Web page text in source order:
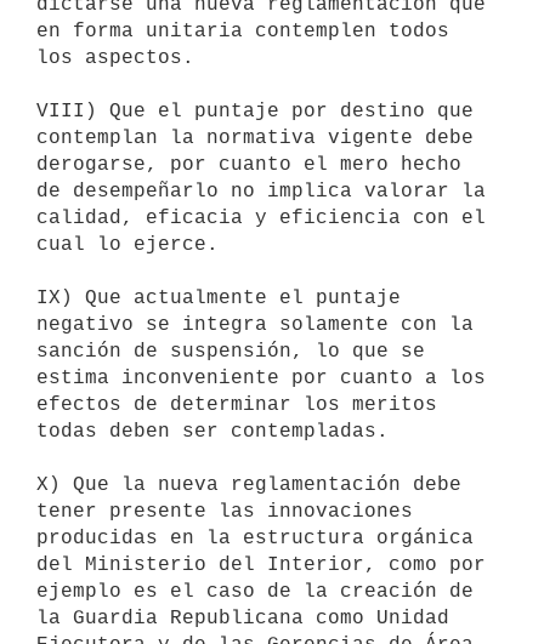
en forma unitaria contemplen todos
los aspectos.
VIII) Que el puntaje por destino que
contemplan la normativa vigente debe
derogarse, por cuanto el mero hecho
de desempeñarlo no implica valorar la
calidad, eficacia y eficiencia con el
cual lo ejerce.
IX) Que actualmente el puntaje
negativo se integra solamente con la
sanción de suspensión, lo que se
estima inconveniente por cuanto a los
efectos de determinar los meritos
todas deben ser contempladas.
X) Que la nueva reglamentación debe
tener presente las innovaciones
producidas en la estructura orgánica
del Ministerio del Interior, como por
ejemplo es el caso de la creación de
la Guardia Republicana como Unidad